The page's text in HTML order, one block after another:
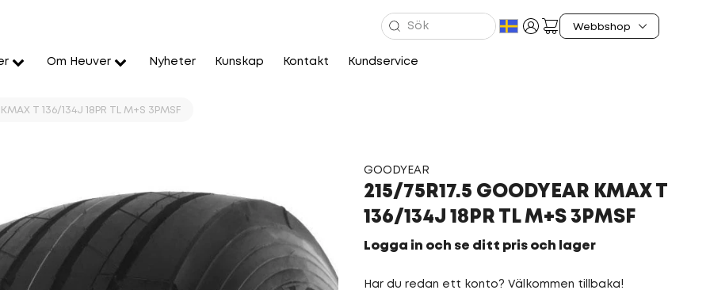
Om Heuver Nyheter Kunskap Kontakt Kundservice
T 136/134J 18PR TL M+S 3PMSF
GOODYEAR
215/75R17.5 GOODYEAR KMAX T
136/134J 18PR TL M+S 3PMSF
Logga in och se ditt pris och lager
Har du redan ett konto? Välkommen tillbaka!